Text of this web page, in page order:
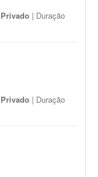
Privado | Duração
Privado | Duração